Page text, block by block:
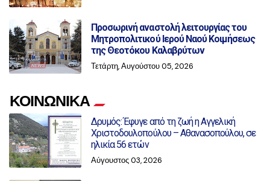
Προσωρινή αναστολή λειτουργίας του
Μητροπολιτικού Ιερού Ναού Κοιμήσεως
της Θεοτόκου Καλαβρύτων
Τετάρτη, Αυγούστου 05, 2026
ΚΟΙΝΩΝΙΚΑ
Δρυμός: Έφυγε από τη ζωή η Αγγελική
Χριστοδουλοπούλου – Αθανασοπούλου, σε
ηλικία 56 ετών
Αύγουστος 03, 2026